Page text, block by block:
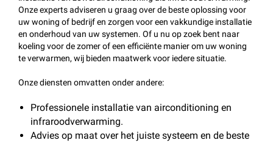
Onze experts adviseren u graag over de beste oplossing voor
uw woning of bedrijf en zorgen voor een vakkundige installatie
en onderhoud van uw systemen. Of u nu op zoek bent naar
koeling voor de zomer of een efficiënte manier om uw woning
te verwarmen, wij bieden maatwerk voor iedere situatie.
Onze diensten omvatten onder andere:
Professionele installatie van airconditioning en
infraroodverwarming.
Advies op maat over het juiste systeem en de beste